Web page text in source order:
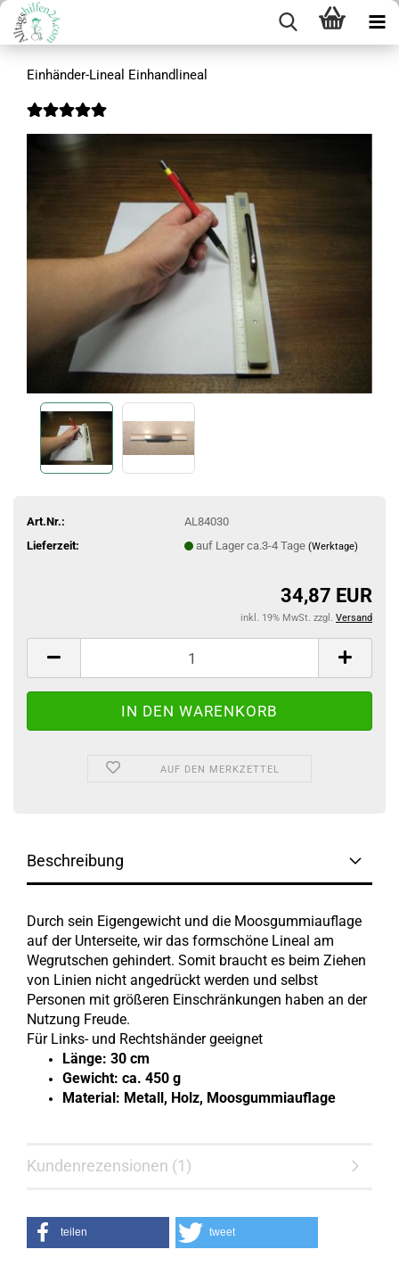
Einhänder-Lineal Einhandlineal
Art.Nr.:
AL84030
Lieferzeit:
auf Lager ca.3-4 Tage (Werktage)
34,87 EUR
inkl. 19% MwSt. zzgl. Versand
AUF DEN MERKZETTEL
Beschreibung
Durch sein Eigengewicht und die Moosgummiauflage
auf der Unterseite, wir das formschöne Lineal am
Wegrutschen gehindert. Somit braucht es beim Ziehen
von Linien nicht angedrückt werden und selbst
Personen mit größeren Einschränkungen haben an der
Nutzung Freude.
Für Links- und Rechtshänder geeignet
Länge: 30 cm
Gewicht: ca. 450 g
Material: Metall, Holz, Moosgummiauflage
Kundenrezensionen (1)
teilen tweet